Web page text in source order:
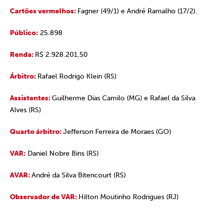
Cartões vermelhos: Fagner (49/1) e André Ramalho (17/2).
Público: 25.898
Renda: R$ 2.928.201,50
Árbitro: Rafael Rodrigo Klein (RS)
Assistentes:Guilherme Dias Camilo (MG) e Rafael da Silva
Alves (RS)
Quarto árbitro:Jefferson Ferreira de Moraes (GO)
VAR: Daniel Nobre Bins (RS)
AVAR:André da Silva Bitencourt (RS)
Observador de VAR: Hilton Moutinho Rodrigues (RJ)